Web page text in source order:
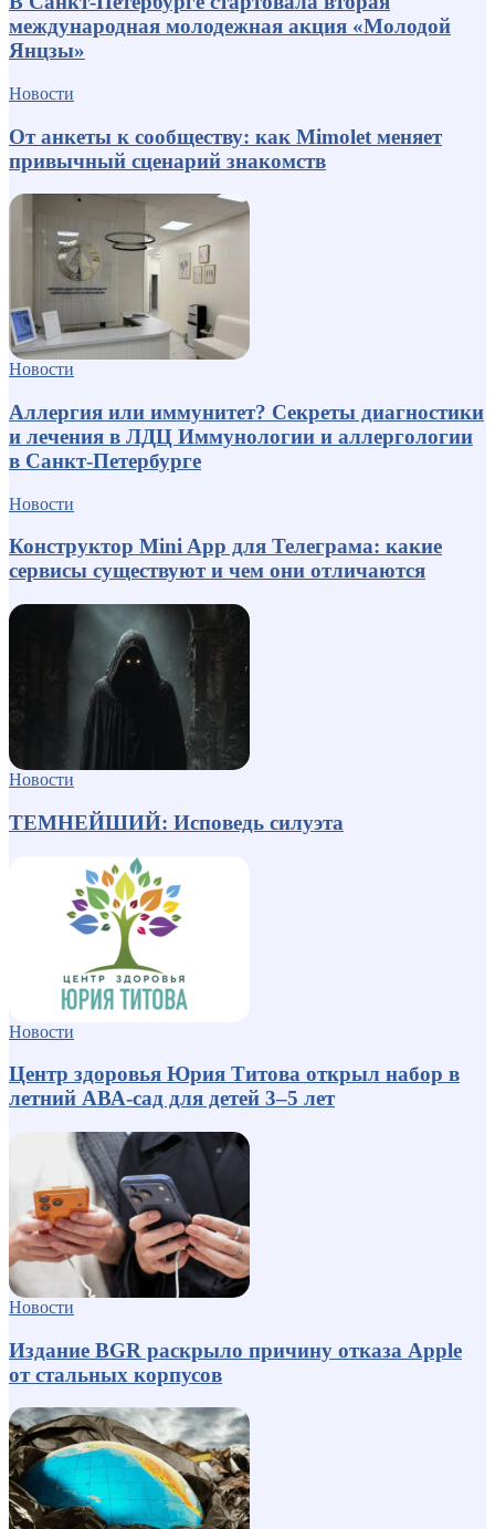
международная молодежная акция «Молодой
Янцзы»
Новости
От анкеты к сообществу: как Mimolet меняет
привычный сценарий знакомств
Новости
Аллергия или иммунитет? Секреты диагностики
и лечения в ЛДЦ Иммунологии и аллергологии
в Санкт-Петербурге
Новости
Конструктор Mini App для Телеграма: какие
сервисы существуют и чем они отличаются
Новости
ТЕМНЕЙШИЙ: Исповедь силуэта
Новости
Центр здоровья Юрия Титова открыл набор в
летний АВА-сад для детей 3–5 лет
Новости
Издание BGR раскрыло причину отказа Apple
от стальных корпусов